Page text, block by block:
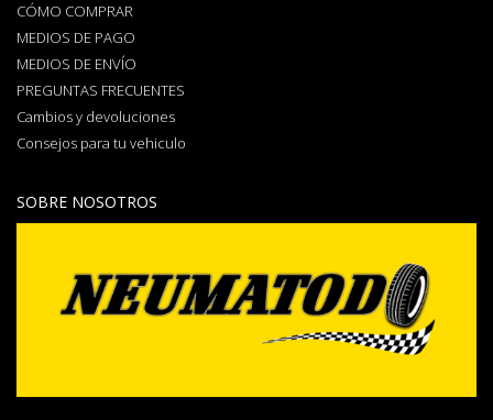
CÓMO COMPRAR
MEDIOS DE PAGO
MEDIOS DE ENVÍO
PREGUNTAS FRECUENTES
Cambios y devoluciones
Consejos para tu vehiculo
SOBRE NOSOTROS